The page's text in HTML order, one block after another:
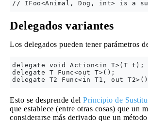
Delegados variantes
Los delegados pueden tener parámetros
delegate void Action<in T>(T
delegate T Func<out T>();
Esto se desprende del Principio de
que establece (entre otras cosas) que un
considerarse más derivado que un